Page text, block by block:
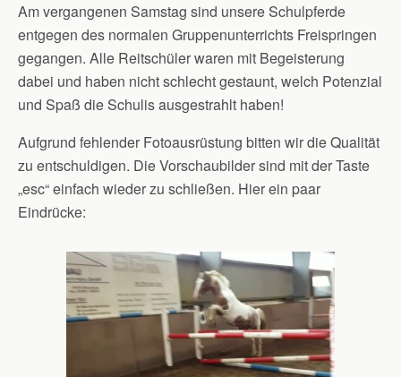
Am vergangenen Samstag sind unsere Schulpferde
entgegen des normalen Gruppenunterrichts Freispringen
gegangen. Alle Reitschüler waren mit Begeisterung
dabei und haben nicht schlecht gestaunt, welch Potenzial
und Spaß die Schulis ausgestrahlt haben!
Aufgrund fehlender Fotoausrüstung bitten wir die Qualität
zu entschuldigen. Die Vorschaubilder sind mit der Taste
„esc“ einfach wieder zu schließen. Hier ein paar
Eindrücke: